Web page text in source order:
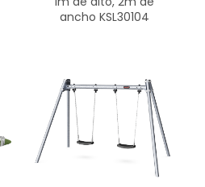
ancho KSL30104